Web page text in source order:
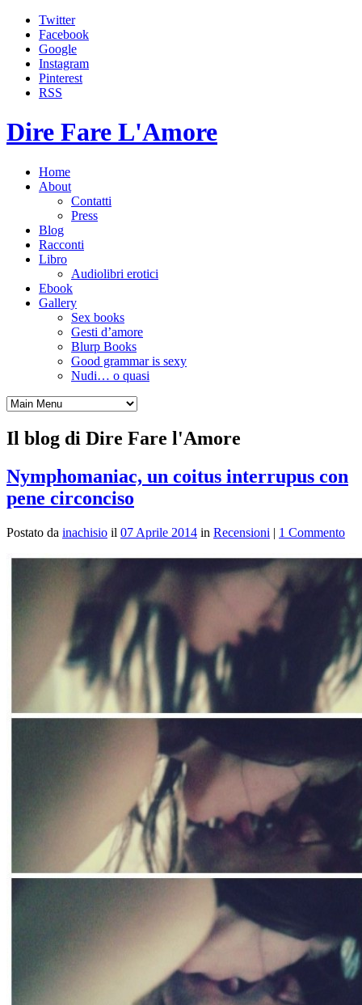
Twitter
Facebook
Google
Instagram
Pinterest
RSS
Dire Fare L'Amore
Home
About
Contatti
Press
Blog
Racconti
Libro
Audiolibri erotici
Ebook
Gallery
Sex books
Gesti d’amore
Blurp Books
Good grammar is sexy
Nudi… o quasi
Il blog di Dire Fare l'Amore
Nymphomaniac, un coitus interrupus con
pene circonciso
Postato da inachisio il 07 Aprile 2014 in Recensioni | 1 Commento